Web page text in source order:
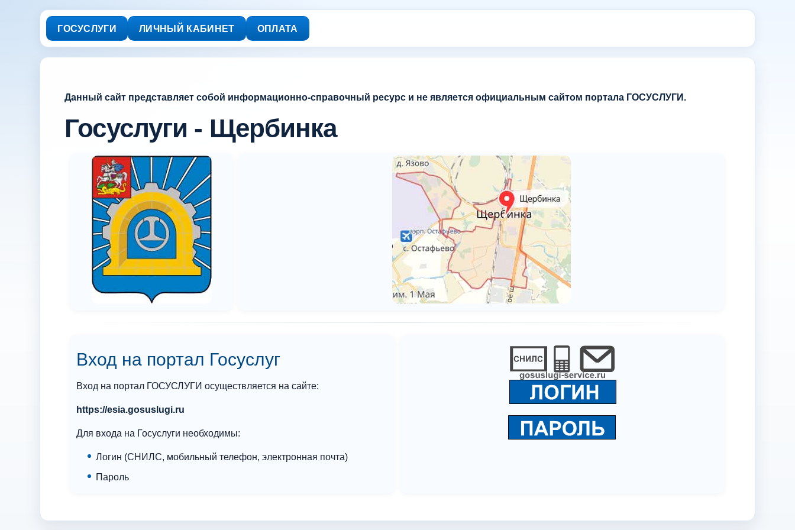
ГОСУСЛУГИ ЛИЧНЫЙ КАБИНЕТ ОПЛАТА
Данный сайт представляет собой информационно-справочный ресурс и не является официальным сайтом портала ГОСУСЛУГИ.
Госуслуги - Щербинка
Вход на портал Госуслуг
Вход на портал ГОСУСЛУГИ осуществляется на сайте:
https://esia.gosuslugi.ru
Для входа на Госуслуги необходимы:
Логин (СНИЛС, мобильный телефон, электронная почта)
Пароль